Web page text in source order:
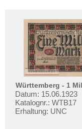
Württemberg - 1
Datum: 15.06.1923
Katalognr.: WTB17
Erhaltung: UNC